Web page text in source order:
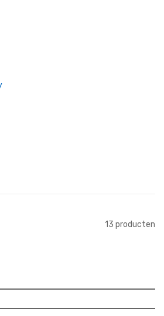
13 producten